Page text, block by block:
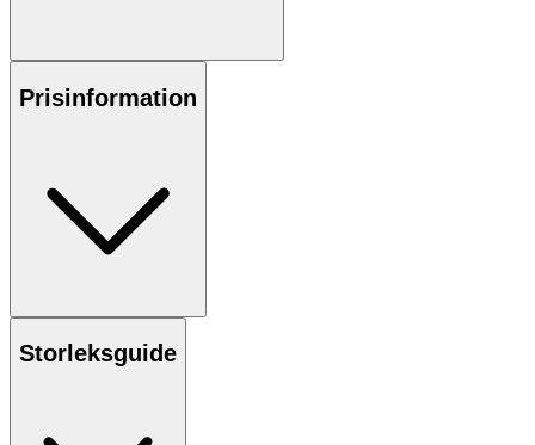
Prisinformation
Storleksguide